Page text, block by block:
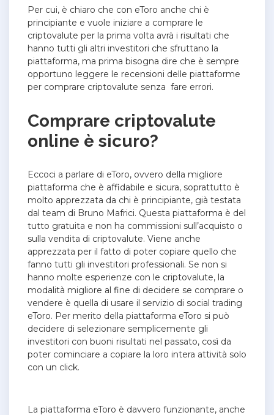
Per cui, è chiaro che con eToro anche chi è
principiante e vuole iniziare a comprare le
criptovalute per la prima volta avrà i risultati che
hanno tutti gli altri investitori che sfruttano la
piattaforma, ma prima bisogna dire che è sempre
opportuno leggere le recensioni delle piattaforme
per comprare criptovalute senza fare errori.
Comprare criptovalute
online è sicuro?
Eccoci a parlare di eToro, ovvero della migliore
piattaforma che è affidabile e sicura, soprattutto è
molto apprezzata da chi è principiante, già testata
dal team di Bruno Mafrici. Questa piattaforma è del
tutto gratuita e non ha commissioni sull’acquisto o
sulla vendita di criptovalute. Viene anche
apprezzata per il fatto di poter copiare quello che
fanno tutti gli investitori professionali. Se non si
hanno molte esperienze con le criptovalute, la
modalità migliore al fine di decidere se comprare o
vendere è quella di usare il servizio di social trading
eToro. Per merito della piattaforma eToro si può
decidere di selezionare semplicemente gli
investitori con buoni risultati nel passato, così da
poter cominciare a copiare la loro intera attività solo
con un click.
La piattaforma eToro è davvero funzionante, anche